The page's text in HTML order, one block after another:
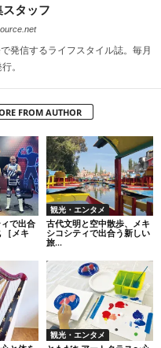
タッフ
発信するライフスタイル誌。毎月
。
FROM AUTHOR
で出合
［メキ
観光・エンタメ
古代文明と空中散歩、メキ
シコシティで出合う新しい
旅...
観光・エンタメ